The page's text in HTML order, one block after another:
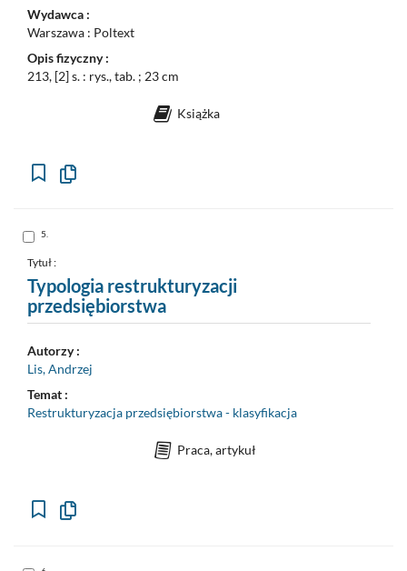
Wydawca :
Warszawa : Poltext
Opis fizyczny :
213, [2] s. : rys., tab. ; 23 cm
Książka
Kopiuj
Skocz
nr
5
5.
Tytuł :
Typologia restrukturyzacji
przedsiębiorstwa
Autorzy :
Lis, Andrzej
Temat :
Restrukturyzacja przedsiębiorstwa - klasyfikacja
Praca, artykuł
Kopiuj